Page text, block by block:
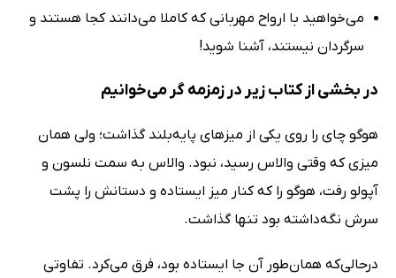
می‌خواهید با ارواح مهربانی که کاملا می‌دانند کجا هستند و
سرگردان نیستند، آشنا شوید!
در بخشی از کتاب زیر در زمزمه گر می‌خوانیم
هوگو چای را روی یکی از میزهای پایه‌بلند گذاشت؛ ولی همان
میزی که وقتی والاس رسید، نبود. والاس به سمت نلسون و
آپولو رفت، هوگو را که کنار میز ایستاده و دستانش را پشت
سرش نگه‌داشته بود تنها گذاشت.
درحالی‌که همان‌طور آن جا ایستاده بود، فرق می‌کرد. تفاوتی